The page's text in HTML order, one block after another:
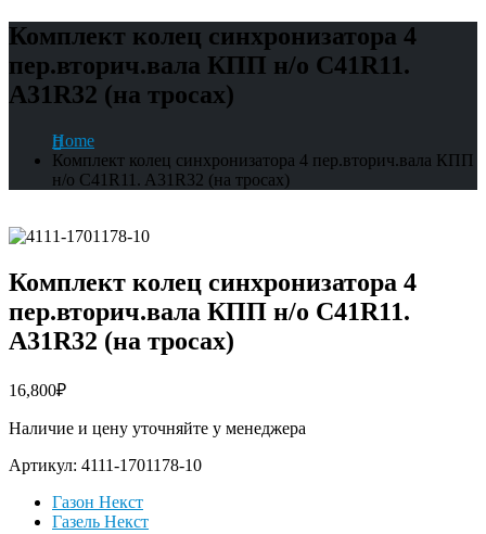
Комплект колец синхронизатора 4
пер.вторич.вала КПП н/о C41R11.
A31R32 (на тросах)
Home
Комплект колец синхронизатора 4 пер.вторич.вала КПП
н/о C41R11. A31R32 (на тросах)
Комплект колец синхронизатора 4
пер.вторич.вала КПП н/о C41R11.
A31R32 (на тросах)
16,800₽
Наличие и цену уточняйте у менеджера
Артикул: 4111-1701178-10
Газон Некст
Газель Некст